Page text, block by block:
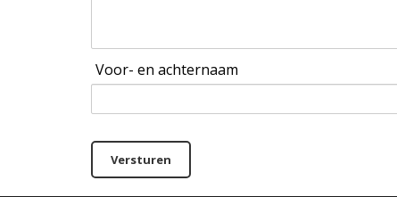
Voor- en achternaam
Versturen